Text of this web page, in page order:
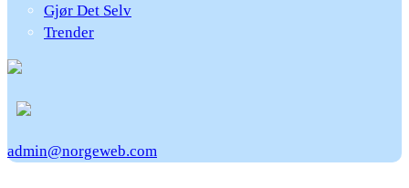
Gjør Det Selv
Trender
admin@norgeweb.com